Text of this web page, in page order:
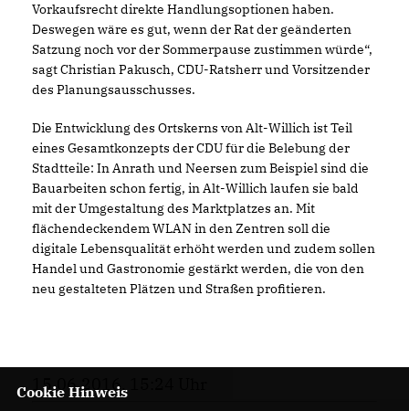
Vorkaufsrecht direkte Handlungsoptionen haben.
Deswegen wäre es gut, wenn der Rat der geänderten
Satzung noch vor der Sommerpause zustimmen würde“,
sagt Christian Pakusch, CDU-Ratsherr und Vorsitzender
des Planungsausschusses.
Die Entwicklung des Ortskerns von Alt-Willich ist Teil
eines Gesamtkonzepts der CDU für die Belebung der
Stadtteile: In Anrath und Neersen zum Beispiel sind die
Bauarbeiten schon fertig, in Alt-Willich laufen sie bald
mit der Umgestaltung des Marktplatzes an. Mit
flächendeckendem WLAN in den Zentren soll die
digitale Lebensqualität erhöht werden und zudem sollen
Handel und Gastronomie gestärkt werden, die von den
neu gestalteten Plätzen und Straßen profitieren.
15.06.2016, 15:24 Uhr
Cookie Hinweis